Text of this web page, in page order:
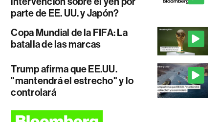
parte de EE. UU. y Japón?
Copa Mundial de la FIFA: La
batalla de las marcas
Trump afirma que EE.UU.
"mantendrá el estrecho" y lo
controlará